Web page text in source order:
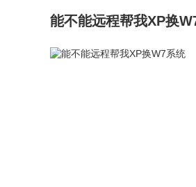
能不能远程帮我XP换